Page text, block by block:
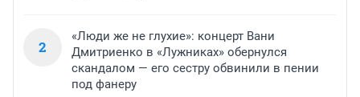
2
«Люди же не глухие»: концерт Вани
Дмитриенко в «Лужниках» обернулся
скандалом — его сестру обвинили в пении
под фанеру